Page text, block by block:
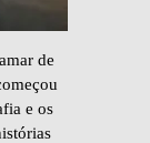
de
e os